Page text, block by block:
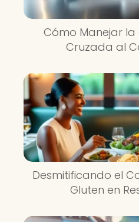
Cómo Manejar
Cruzada al
Desmitificando el
Gluten en